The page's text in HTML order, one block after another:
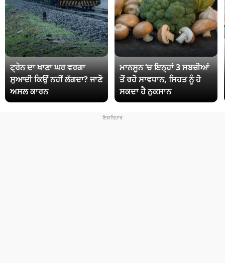
ਟ੍ਰੇਨ ਦਾ ਖਾਣਾ ਘਰ ਵਰਗਾ
ਸੁਆਦੀ ਕਿਉਂ ਨਹੀਂ ਲੱਗਦਾ? ਜਾਣੋ
ਅਸਲ ਕਾਰਨ
ਮਾਨਸੂਨ ‘ਚ ਇਨ੍ਹਾਂ 3 ਸਬਜ਼ੀਆਂ
ਤੋਂ ਰਹੋ ਸਾਵਧਾਨ, ਸਿਹਤ ਨੂੰ ਹੋ
ਸਕਦਾ ਹੈ ਨੁਕਸਾਨ